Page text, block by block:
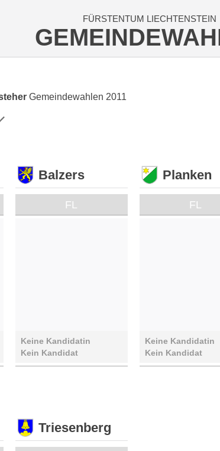
FÜRSTENTUM LIECHTENSTEIN
Gemeindewahlen 2011
Balzers
FL
Keine Kandidatin
Kein Kandidat
Planken
FL
Keine Kandidatin
Kein Kandidat
Triesenberg